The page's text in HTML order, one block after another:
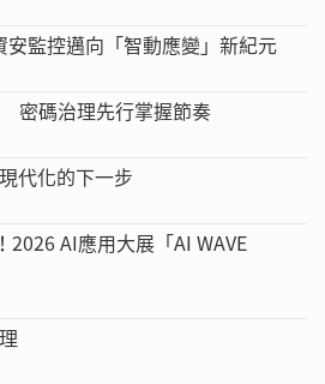
監控邁向「智動應變」新紀元
密碼治理先行掌握節奏
代化的下一步
AI應用大展「AI WAVE